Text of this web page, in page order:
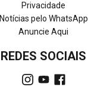
Privacidade
Notícias pelo WhatsApp
Anuncie Aqui
REDES SOCIAIS